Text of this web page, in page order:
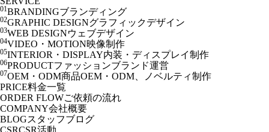
01BRANDINGブランディング
02GRAPHIC DESIGNグラフィックデザイン
03WEB DESIGNウェブデザイン
04VIDEO・MOTION映像制作
05INTERIOR・DISPLAY内装・ディスプレイ制作
06PRODUCTファッションブランド運営
07OEM・ODM商品OEM・ODM、ノベルティ制作
PRICE料金一覧
ORDER FLOWご依頼の流れ
COMPANY会社概要
BLOGスタッフブログ
CSRCSR活動